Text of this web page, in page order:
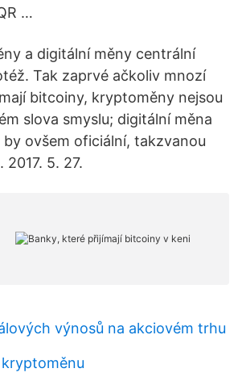
…
a digitální měny centrální
Tak zaprvé ačkoliv mnozí
bitcoiny, kryptoměny nejsou
slova smyslu; digitální měna
ovšem oficiální, takzvanou
5. 27.
výnosů na akciovém trhu